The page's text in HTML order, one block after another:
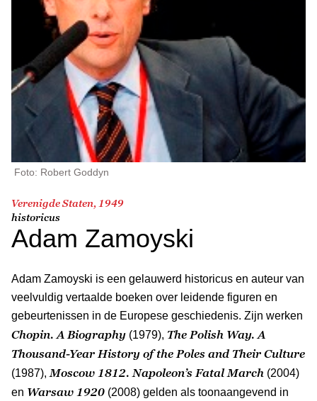
Foto: Robert Goddyn
Verenigde Staten, 1949
historicus
Adam Zamoyski
Adam Zamoyski is een gelauwerd historicus en auteur van
veelvuldig vertaalde boeken over leidende figuren en
gebeurtenissen in de Europese geschiedenis. Zijn werken
Chopin. A Biography (1979), The Polish Way. A
Thousand-Year History of the Poles and Their Culture
(1987), Moscow 1812. Napoleon’s Fatal March (2004)
en Warsaw 1920 (2008) gelden als toonaangevend in